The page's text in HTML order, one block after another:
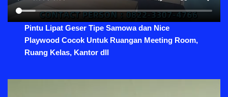
Pintu Lipat Geser Tipe Samowa dan Nice
Playwood Cocok Untuk Ruangan Meeting Room,
Ruang Kelas, Kantor dll